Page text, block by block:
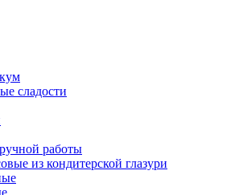
сладости
работы
из кондитерской глазури